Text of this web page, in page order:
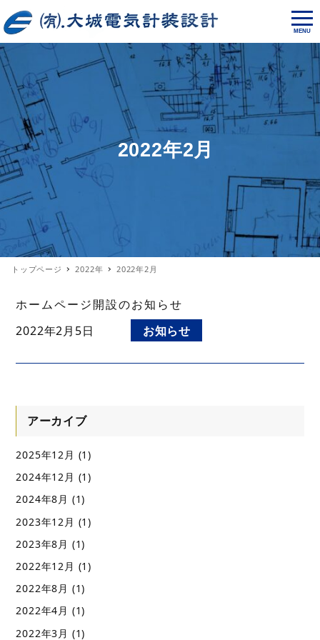
MENU
2022年2月
トップページ 2022年 2022年2月
ホームページ開設のお知らせ
2022年2月5日
お知らせ
アーカイブ
2025年12月 (1)
2024年12月 (1)
2024年8月 (1)
2023年12月 (1)
2023年8月 (1)
2022年12月 (1)
2022年8月 (1)
2022年4月 (1)
2022年3月 (1)